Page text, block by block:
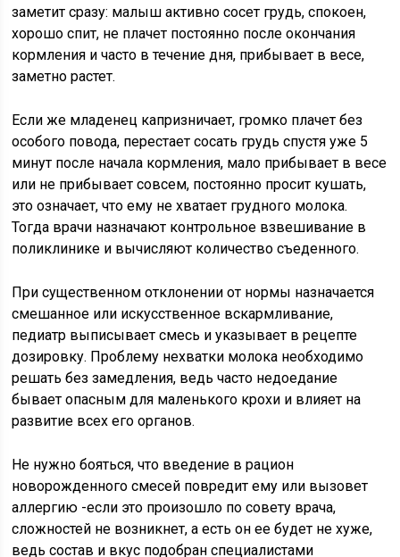
заметит сразу: малыш активно сосет грудь, спокоен,
хорошо спит, не плачет постоянно после окончания
кормления и часто в течение дня, прибывает в весе,
заметно растет.
Если же младенец капризничает, громко плачет без
особого повода, перестает сосать грудь спустя уже 5
минут после начала кормления, мало прибывает в весе
или не прибывает совсем, постоянно просит кушать,
это означает, что ему не хватает грудного молока.
Тогда врачи назначают контрольное взвешивание в
поликлинике и вычисляют количество съеденного.
При существенном отклонении от нормы назначается
смешанное или искусственное вскармливание,
педиатр выписывает смесь и указывает в рецепте
дозировку. Проблему нехватки молока необходимо
решать без замедления, ведь часто недоедание
бывает опасным для маленького крохи и влияет на
развитие всех его органов.
Не нужно бояться, что введение в рацион
новорожденного смесей повредит ему или вызовет
аллергию -если это произошло по совету врача,
сложностей не возникнет, а есть он ее будет не хуже,
ведь состав и вкус подобран специалистами